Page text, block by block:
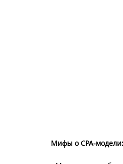
Мифы о CPA-модели: